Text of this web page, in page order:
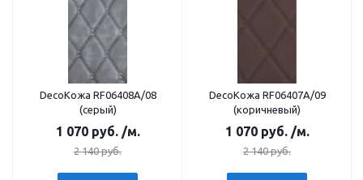
DecoКожа RF06408А/08
(серый)
1 070руб. /м.
2 140руб.
DecoКожа RF06407А/09
(коричневый)
1 070руб. /м.
2 140руб.